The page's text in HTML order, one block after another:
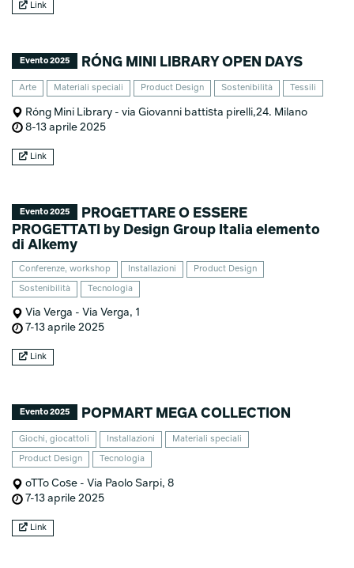
Link
Evento 2025 RÓNG MINI LIBRARY OPEN DAYS
Arte Materiali speciali Product Design Sostenibilità Tessili
Róng Mini Library - via Giovanni battista pirelli,24. Milano
8-13 aprile 2025
Link
Evento 2025
PROGETTARE O ESSERE
PROGETTATI by Design Group Italia elemento
di Alkemy
Conferenze, workshop Installazioni Product Design
Sostenibilità Tecnologia
Via Verga - Via Verga, 1
7-13 aprile 2025
Link
Evento 2025 POPMART MEGA COLLECTION
Giochi, giocattoli Installazioni Materiali speciali
Product Design Tecnologia
oTTo Cose - Via Paolo Sarpi, 8
7-13 aprile 2025
Link